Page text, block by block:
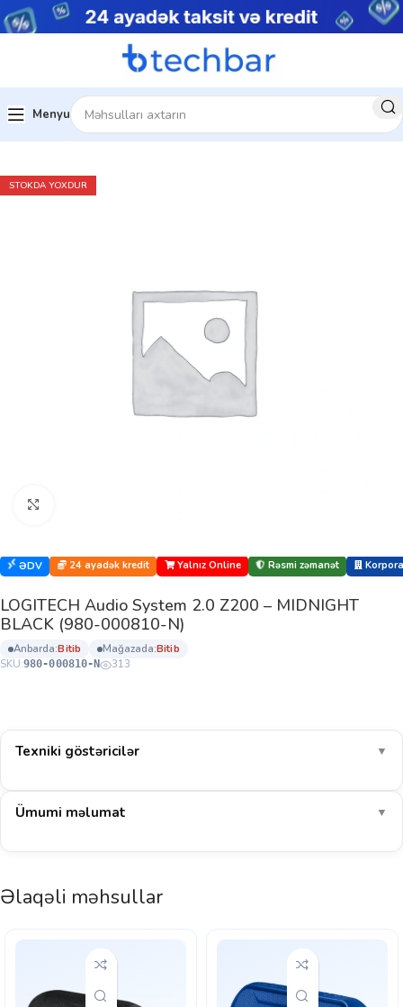
Menyu
Ev Musiqi dinamikləri
STOKDA YOXDUR
ƏDV 24 ayadək kredit Yalnız Online Rəsmi zəmanət
LOGITECH Audio System 2.0 Z200 – MIDNIGHT
BLACK (980-000810-N)
anbarda: bi̇ti̇b mağazada: bi̇ti̇b
SKU:980-000810-N 313
Texniki göstəricilər ▼
Ümumi məlumat ▼
Əlaqəli məhsullar